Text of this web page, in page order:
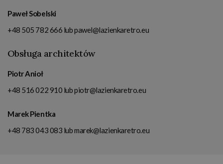
Paweł Sobelski
+48 505 782 666 lubpawel@lazienkaretro.eu
Obsługa architektów
Piotr Anioł
+48 516 022 910 lubpiotr@lazienkaretro.eu
Marek Pientka
+48 783 043 083 lubmarek@lazienkaretro.eu